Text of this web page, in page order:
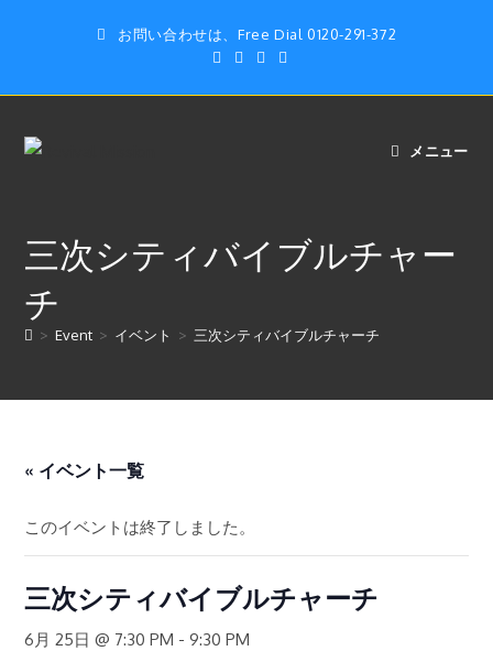
ン
お問い合わせは、Free Dial 0120-291-372
メニュー
三次シティバイブルチャー
チ
> Event > イベント > 三次シティバイブルチャーチ
« イベント一覧
このイベントは終了しました。
三次シティバイブルチャーチ
6月 25日 @ 7:30 PM -9:30 PM